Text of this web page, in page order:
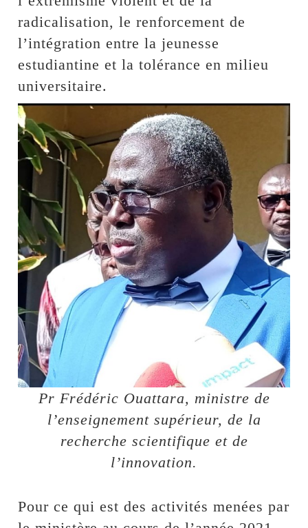
radicalisation, le renforcement de
l’intégration entre la jeunesse
estudiantine et la tolérance en milieu
universitaire.
Pr Frédéric Ouattara, ministre de
l’enseignement supérieur, de la
recherche scientifique et de
l’innovation.
Pour ce qui est des activités menées par